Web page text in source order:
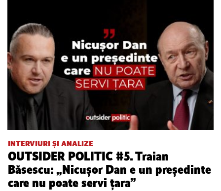
INTERVIURI ȘI ANALIZE
OUTSIDER POLITIC #5. Traian
Băsescu: „Nicușor Dan e un președinte
care nu poate servi țara”